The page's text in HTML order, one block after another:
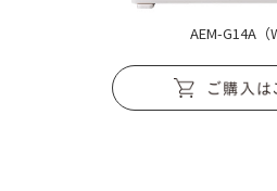
AEM-G14A（